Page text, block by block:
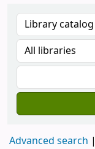
Advanced search